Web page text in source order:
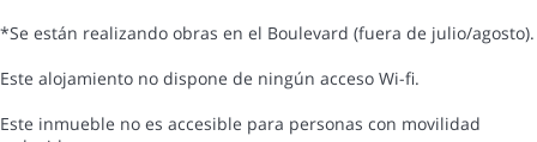
*Se están realizando obras en el Boulevard (fuera de julio/agosto).
Este alojamiento no dispone de ningún acceso Wi-fi.
Este inmueble no es accesible para personas con movilidad